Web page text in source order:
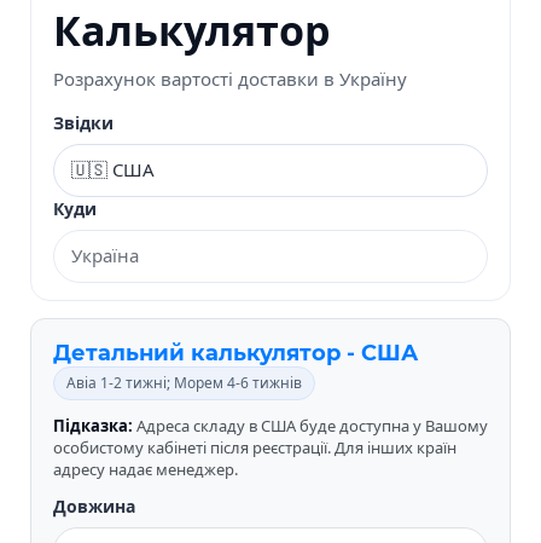
Калькулятор
Розрахунок вартості доставки в Україну
Звідки
Куди
Детальний калькулятор - США
Авіа 1-2 тижні; Морем 4-6 тижнів
Підказка: Адреса складу в США буде доступна у Вашому
особистому кабінеті після реєстрації. Для інших країн
адресу надає менеджер.
Довжина